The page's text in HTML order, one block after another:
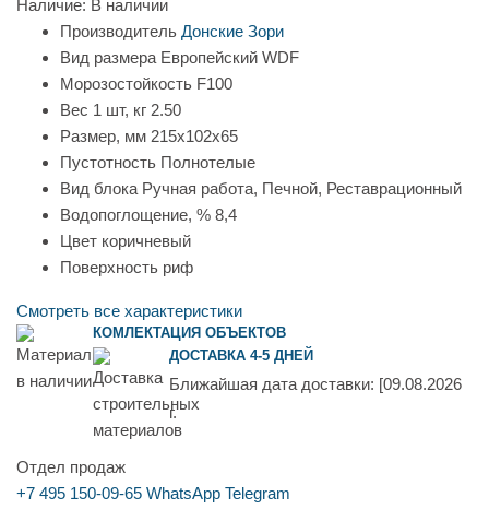
Наличие: В наличии
Производитель Донские Зори
Вид размера Европейский WDF
Морозостойкость F100
Вес 1 шт, кг 2.50
Размер, мм 215х102х65
Пустотность Полнотелые
Вид блока Ручная работа, Печной, Реставрационный
Водопоглощение, % 8,4
Цвет коричневый
Поверхность риф
Смотреть все характеристики
КОМЛЕКТАЦИЯ ОБЪЕКТОВ
ДОСТАВКА 4-5 ДНЕЙ
Ближайшая дата доставки: [09.08.2026
г.
Отдел продаж
+7 495 150-09-65 WhatsApp Telegram